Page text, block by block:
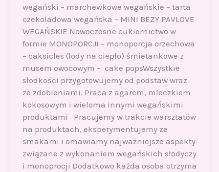
wegański – marchewkowe wegańskie – tarta
czekoladowa wegańska – MINI BEZY PAVLOVE
WEGAŃSKIE Nowoczesne cukiernictwo w
formie MONOPORCJI – monoporcja orzechowa
– caksicles (lody na ciepło) śmietankowe z
musem owocowym – cake popsWszystkie
słodkości przygotowujemy od podstaw wraz
ze zdobieniami. Praca z agarem, mleczkiem
kokosowym i wieloma innymi wegańskimi
produktami Pracujemy w trakcie warsztatów
na produktach, eksperymentujemy ze
smakami i omawiamy najważniejsze aspekty
związane z wykonaniem wegańskich słodyczy
i monoprocji Dodatkowo każda osoba otrzyma